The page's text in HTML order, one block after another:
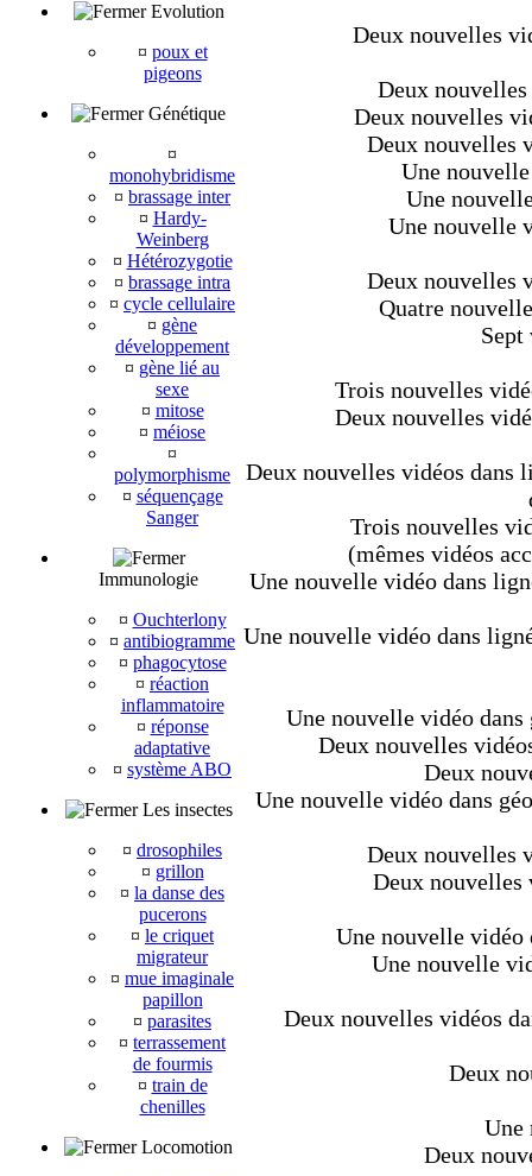
Evolution
¤ poux et
pigeons
Génétique
¤
monohybridisme
¤ brassage inter
¤ Hardy-
Weinberg
¤ Hétérozygotie
¤ brassage intra
¤ cycle cellulaire
¤ gène
développement
¤ gène lié au
sexe
¤ mitose
¤ méiose
¤
polymorphisme
¤ séquençage
Sanger
Immunologie
¤ Ouchterlony
¤ antibiogramme
¤ phagocytose
¤ réaction
inflammatoire
¤ réponse
adaptative
¤ système ABO
Les insectes
¤ drosophiles
¤ grillon
¤ la danse des
pucerons
¤ le criquet
migrateur
¤ mue imaginale
papillon
¤ parasites
¤ terrassement
de fourmis
¤ train de
chenilles
Locomotion
Deux nouvelles
Deux
Deux nouvelles
Deux nouvelles
Une
Une
Une nouvelle
Deux nouvelles
Quatre
Sept
Trois nouvelles
Deux nouvelles
Deux nouvelles vidéos dans
Trois nouvelles
(mêmes vidéos
Une nouvelle vidéo dans
Une nouvelle vidéo dans
Une nouvelle vidéo
Deux nouvelles
Deux
Une nouvelle vidéo dans
Deux nouvelles
Deux nouvelles
Une nouvelle vidéo
Une nouvelle
Deux nouvelles vidéos
Deux
Une
Deux